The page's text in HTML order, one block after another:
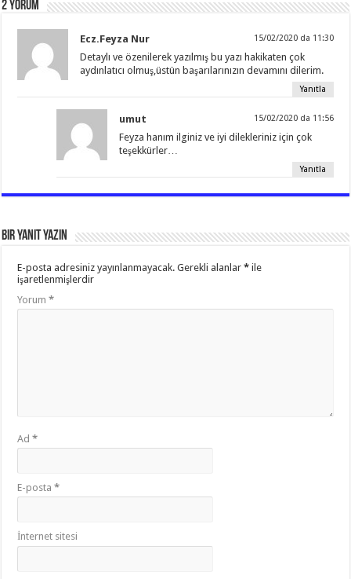
k
2 Yorum
Ecz.Feyza Nur 15/02/2020 da 11:30
Detaylı ve özenilerek yazılmış bu yazı hakikaten çok
aydınlatıcı olmuş,üstün başarılarınızın devamını dilerim.
Yanıtla
umut 15/02/2020 da 11:56
Feyza hanım ilginiz ve iyi dilekleriniz için çok
teşekkürler…
Yanıtla
Bir yanıt yazın
E-posta adresiniz yayınlanmayacak. Gerekli alanlar* ile
işaretlenmişlerdir
Yorum*
Ad*
E-posta*
İnternet sitesi